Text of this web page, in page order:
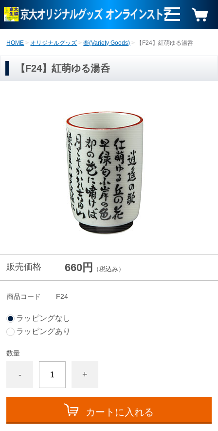
HOME オリジナルグッズ 楽(Variety Goods) 【F24】紅萌ゆる湯呑
【F24】紅萌ゆる湯呑
販売価格 660円 （税込み）
商品コード F24
ラッピングなし
ラッピングあり
数量
- +
カートに入れる